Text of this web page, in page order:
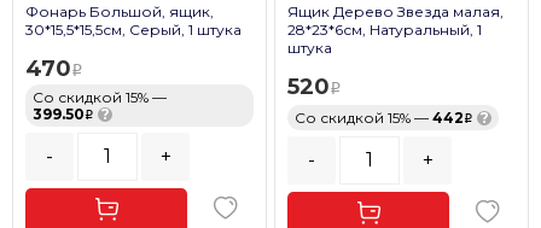
Фонарь Большой, ящик,
30*15,5*15,5см, Серый, 1 штука
470
Со скидкой 15% —
399.50
?
- +
Ящик Дерево Звезда малая,
28*23*6см, Натуральный, 1
штука
520
Со скидкой 15% — 442 ?
- +